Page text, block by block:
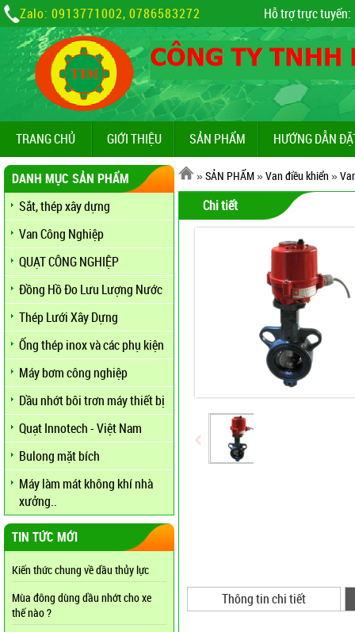
Zalo: 0913771002, 0786583272 Hỗ trợ trực tuyến:
TRANG CHỦ GIỚI THIỆU SẢN PHẨM HƯỚNG DẪN
DANH MỤC SẢN PHẨM
Sắt, thép xây dựng
Van Công Nghiệp
QUẠT CÔNG NGHIỆP
Đồng Hồ Đo Lưu Lượng Nước
Thép Lưới Xây Dựng
Ống thép inox và các phụ kiện
Máy bơm công nghiệp
Dầu nhớt bôi trơn máy thiết bị
Quạt Innotech - Việt Nam
Bulong mặt bích
Máy làm mát không khí nhà
xưởng..
TIN TỨC MỚI
Kiến thức chung về dầu thủy lực
Mùa đông dùng dầu nhớt cho xe
thế nào ?
»SẢN PHẨM»Van điều khiển »
Chi tiết
Thông tin chi tiết